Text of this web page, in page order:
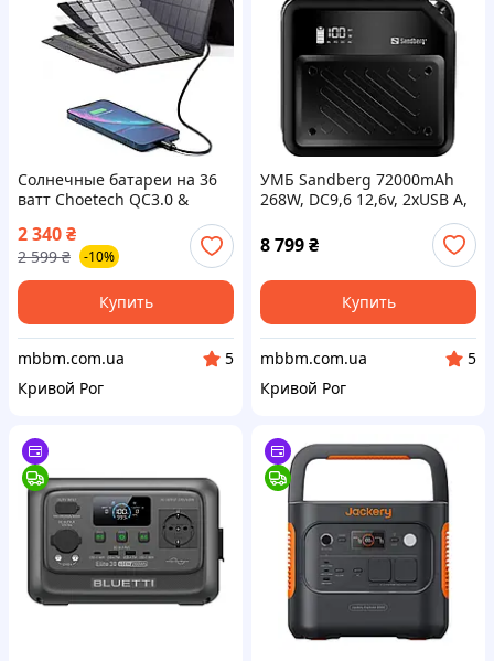
Солнечные батареи на 36
ватт Choetech QC3.0 &
PD3.0 USB-С / USB-A SC006
2 340₴
2 599 ₴ -10%
Купить
mbbm.com.ua
5
Кривой Рог
УМБ Sandberg 72000mAh
268W, DC9,6 12,6v, 2xUSB A,
2xUSB C 100w In/Out, LMFP,
фонарик 6Вт 421-22
8 799₴
Купить
mbbm.com.ua
5
Кривой Рог